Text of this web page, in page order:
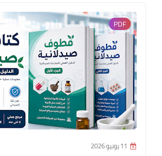
PDF
11 يونيو 2026